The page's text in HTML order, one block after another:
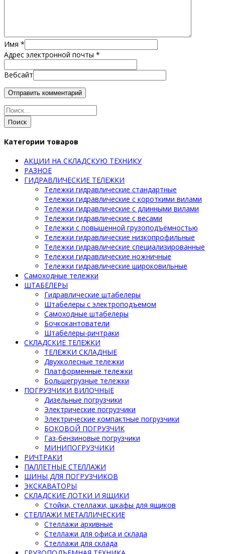
Имя *
Адрес электронной почты *
Вебсайт
Поиск
Категории товаров
АКЦИИ НА СКЛАДСКУЮ ТЕХНИКУ
РАЗНОЕ
ГИДРАВЛИЧЕСКИЕ ТЕЛЕЖКИ
Тележки гидравлические стандартные
Тележки гидравлические с короткими вилами
Тележки гидравлические с длинными вилами
Тележки гидравлические с весами
Тележки с повышенной грузоподъёмностью
Тележки гидравлические низкопрофильные
Тележки гидравлические специализированные
Тележки гидравлические ножничные
Тележки гидравлические широковильные
Самоходные тележки
ШТАБЕЛЕРЫ
Гидравлические штабелеры
Штабелеры с электроподъемом
Самоходные штабелеры
Бочкокантователи
Штабелеры-ричтраки
СКЛАДСКИЕ ТЕЛЕЖКИ
ТЕЛЕЖКИ СКЛАДНЫЕ
Двухколесные тележки
Платформенные тележки
Большегрузные тележки
ПОГРУЗЧИКИ ВИЛОЧНЫЕ
Дизельные погрузчики
Электрические погрузчики
Электрические компактные погрузчики
БОКОВОЙ ПОГРУЗЧИК
Газ-бензиновые погрузчики
МИНИПОГРУЗЧИКИ
РИЧТРАКИ
ПАЛЛЕТНЫЕ СТЕЛЛАЖИ
ШИНЫ ДЛЯ ПОГРУЗЧИКОВ
ЭКСКАВАТОРЫ
СКЛАДСКИЕ ЛОТКИ И ЯЩИКИ
Стойки, стеллажи, шкафы для ящиков
СТЕЛЛАЖИ МЕТАЛЛИЧЕСКИЕ
Стеллажи архивные
Стеллажи для офиса и склада
Стеллажи для склада